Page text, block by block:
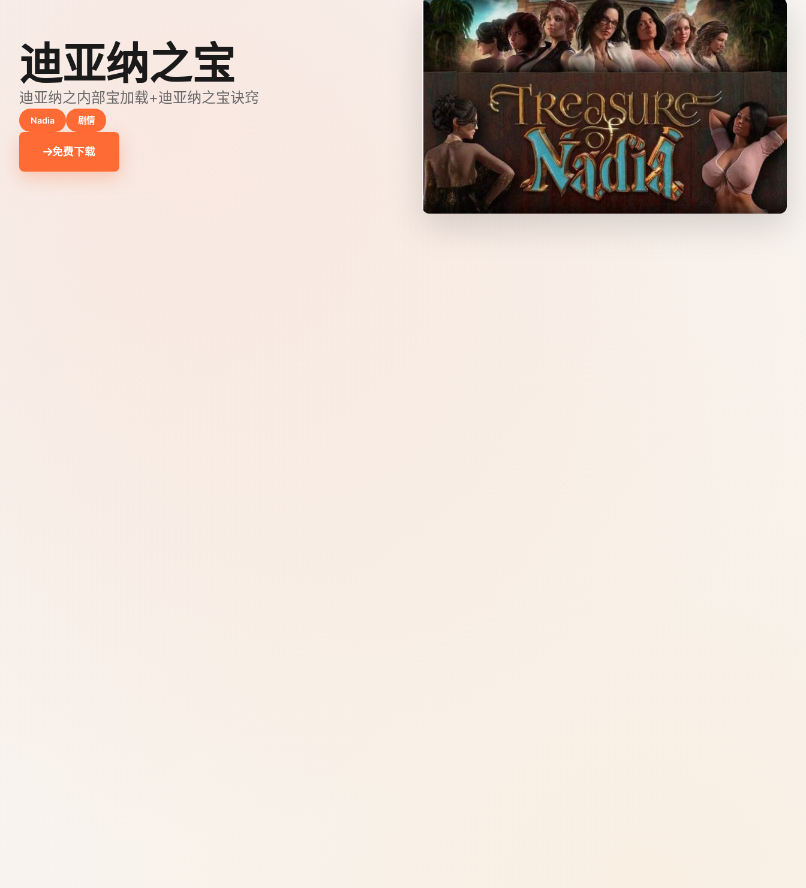
迪亚纳之宝
迪亚纳之内部宝加载+迪亚纳之宝诀窍
Nadia 剧情
免费下载